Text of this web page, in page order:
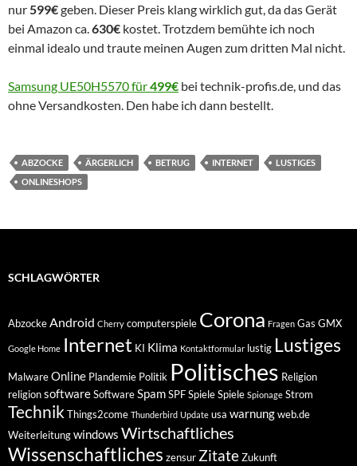
nur599€geben. Dieser Preis klang wirklich gut, da das Gerät
bei Amazon ca.630€ kostet. Trotzdem bemühte ich noch
einmal idealo und traute meinen Augen zum dritten Mal nicht.
Samsung UE50H5570 für499€ bei technik-profis.de, und das
ohne Versandkosten. Den habe ich dann bestellt.
ABZOCKE ÄRGERLICH BETRUG INTERNET
LUSTIGES
ONLINESHOPS
SCHLAGWÖRTER
AbzockeAndroid Cherry computerspiele Corona Fragen Gas GMX
Google Home Internet KI Klima Kontaktformular lustig Lustiges
MalwareOnline Plandemie Politik Politisches Religion
religionsoftwareSoftwareSpamSPFSpieleSpiele Spionage Strom
TechnikThings2come Thunderbird Update usa warnungweb.de
Weiterleitungwindows Wirtschaftliches
Wissenschaftliches zensur ZitateZukunft